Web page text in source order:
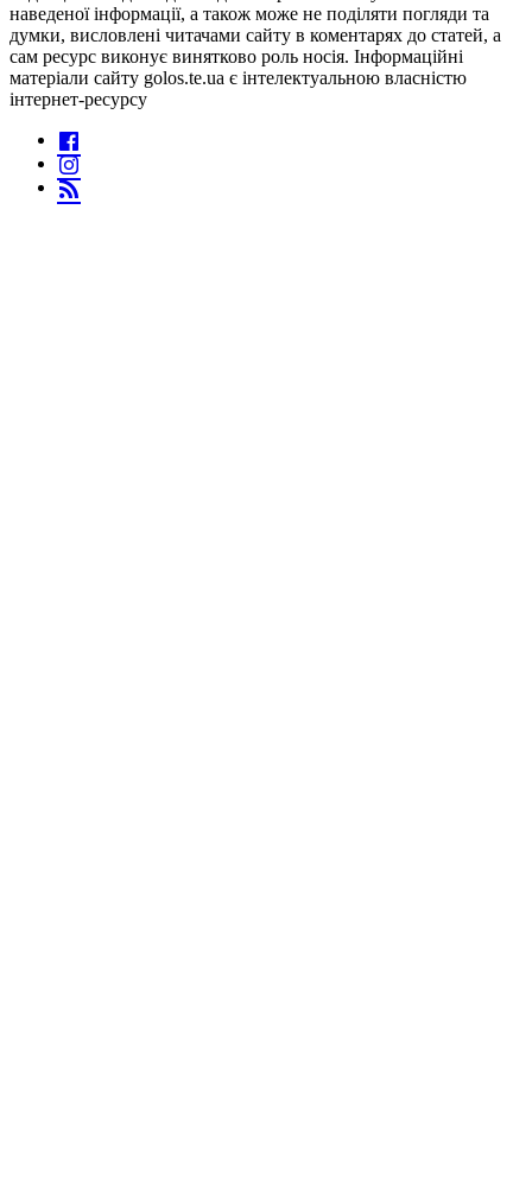
наведеної інформації, а також може не поділяти погляди та
думки, висловлені читачами сайту в коментарях до статей, а
сам ресурс виконує винятково роль носія. Інформаційні
матеріали сайту golos.te.ua є інтелектуальною власністю
інтернет-ресурсу